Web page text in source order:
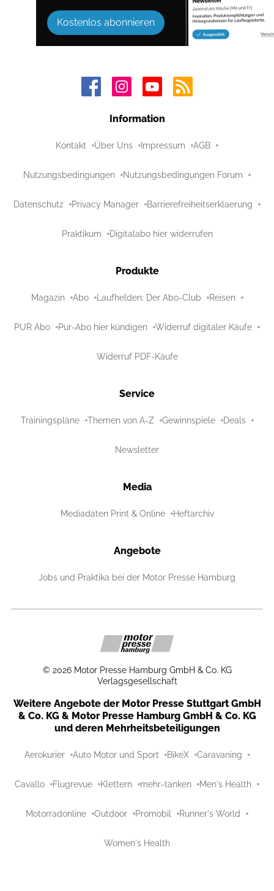
Kostenlos abonnieren
Information
Kontakt Über Uns Impressum AGB
Nutzungsbedingungen Nutzungsbedingungen Forum
Datenschutz Privacy Manager Barrierefreiheitserklaerung
Praktikum Digitalabo hier widerrufen
Produkte
Magazin Abo Laufhelden: Der Abo-Club Reisen
PUR Abo Pur-Abo hier kündigen Widerruf digitaler Käufe
Widerruf PDF-Käufe
Service
Trainingspläne Themen von A-Z Gewinnspiele Deals
Newsletter
Media
Mediadaten Print & Online Heftarchiv
Angebote
Jobs und Praktika bei der Motor Presse Hamburg
© 2026 Motor Presse Hamburg GmbH & Co. KG
Verlagsgesellschaft
Weitere Angebote der Motor Presse Stuttgart GmbH
& Co. KG & Motor Presse Hamburg GmbH & Co. KG
und deren Mehrheitsbeteiligungen
Aerokurier Auto Motor und Sport BikeX Caravaning
Cavallo Flugrevue Klettern mehr-tanken Men's Health
Motorradonline Outdoor Promobil Runner's World
Women's Health